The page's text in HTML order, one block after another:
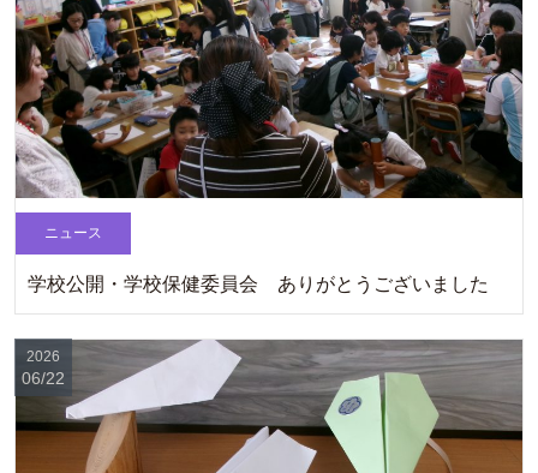
ニュース
学校公開・学校保健委員会 ありがとうございました
2026
06/22